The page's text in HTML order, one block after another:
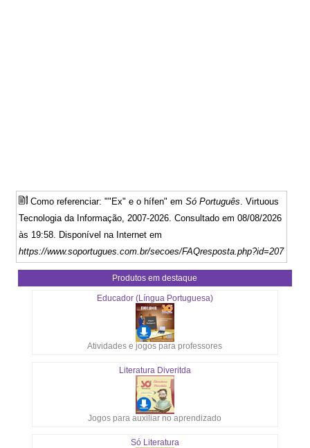
Como referenciar: ""Ex" e o hífen" emSó Português . Virtuous
Tecnologia da Informação, 2007-2026. Consultado em 08/08/2026
às 19:58. Disponível na Internet em
https://www.soportugues.com.br/secoes/FAQresposta.php?id=207
Produtos em destaque
Educador (Língua Portuguesa)
Atividades e jogos para professores
Literatura Diveritda
Jogos para auxiliar no aprendizado
Só Literatura